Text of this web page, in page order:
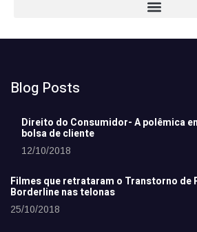
Blog Posts
Direito do Consumidor- A polêmica
bolsa de cliente
12/10/2018
Filmes que retrataram o Transtorno de
Borderline nas telonas
25/10/2018